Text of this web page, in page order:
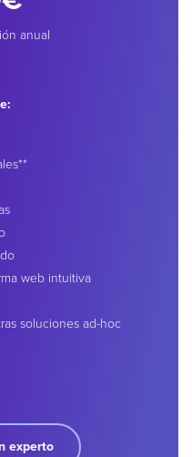
anual
web intuitiva
soluciones ad-hoc
experto